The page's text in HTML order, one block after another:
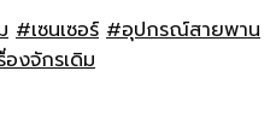
#เซนเซอร์ #อุปกรณ์สายพาน
งจักรเดิม